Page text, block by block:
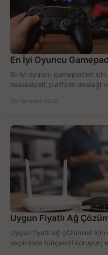
En İyi Oyuncu
En iyi oyuncu gamepadleri
hassasiyeti, platform desteği
30 Temmuz 2026
Uygun Fiyatlı Ağ
Uygun fiyatlı ağ çözümleri
seçiminde bütçenizi koruyun;